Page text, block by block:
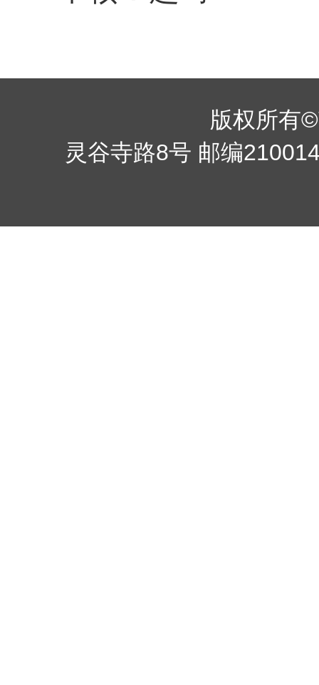
版权所有
灵谷寺路8号 邮编